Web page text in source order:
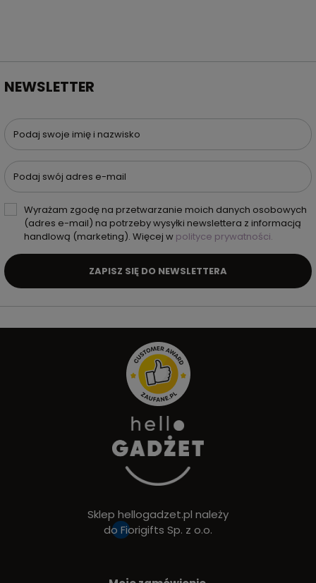
NEWSLETTER
Podaj swoje imię i nazwisko
Podaj swój adres e-mail
Wyrażam zgodę na przetwarzanie moich danych osobowych
(adres e-mail) na potrzeby wysyłki newslettera z informacją
handlową (marketing). Więcej w polityce prywatności.
ZAPISZ SIĘ DO NEWSLETTERA
Sklep hellogadzet.pl należy
do Fiorigifts Sp. z o.o.